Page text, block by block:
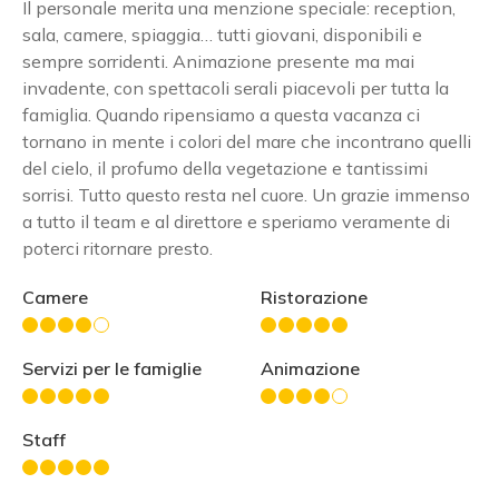
Il personale merita una menzione speciale: reception,
sala, camere, spiaggia… tutti giovani, disponibili e
sempre sorridenti. Animazione presente ma mai
invadente, con spettacoli serali piacevoli per tutta la
famiglia. Quando ripensiamo a questa vacanza ci
tornano in mente i colori del mare che incontrano quelli
del cielo, il profumo della vegetazione e tantissimi
sorrisi. Tutto questo resta nel cuore. Un grazie immenso
a tutto il team e al direttore e speriamo veramente di
poterci ritornare presto.
Camere Ristorazione
Servizi per le famiglie Animazione
Staff